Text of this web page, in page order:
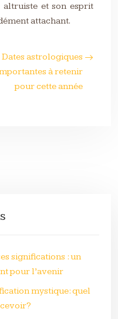
et son esprit
attachant.
Dates astrologiques
à retenir
pour cette année
significations : un
pour l’avenir
mystique: quel